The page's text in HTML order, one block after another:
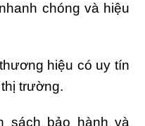
chóng và hiệu
hiệu có uy tín
trường.
sách bảo hành và